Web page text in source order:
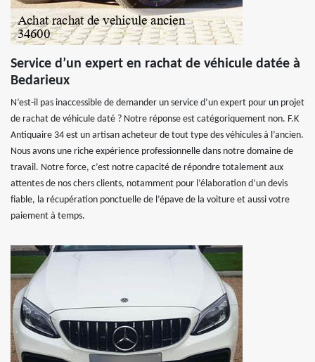
Service d’un expert en rachat de véhicule datée à
Bedarieux
N’est-il pas inaccessible de demander un service d’un expert pour un projet
de rachat de véhicule daté ? Notre réponse est catégoriquement non. F.K
Antiquaire 34 est un artisan acheteur de tout type des véhicules à l’ancien.
Nous avons une riche expérience professionnelle dans notre domaine de
travail. Notre force, c’est notre capacité de répondre totalement aux
attentes de nos chers clients, notamment pour l’élaboration d’un devis
fiable, la récupération ponctuelle de l’épave de la voiture et aussi votre
paiement à temps.